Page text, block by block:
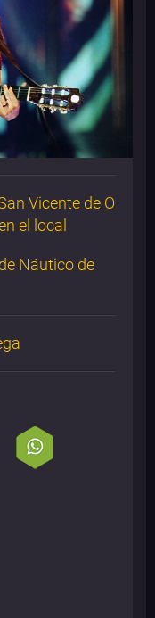
Vicente de O
el local
Náutico de